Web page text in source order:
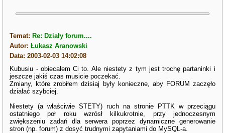
Temat: Re: Działy forum....
Autor:Łukasz Aranowski
Data: 2003-02-03 14:02:08
Kubusiu - obiecałem Ci to. Ale niestety z tym jest trochę partaninki i
jeszcze jakiś czas musicie poczekać.
Zmiany, które zrobiłem dzisiaj były konieczne, aby FORUM zaczęło
działać szybciej.
Niestety (a właściwie STETY) ruch na stronie PTTK w przeciągu
ostatniego poł roku wzrósł kilkukrotnie, przy jednoczesnym
zwiększeniu zadań dla serwera poprzez dynamiczne generowanie
stron (np. forum) z dosyć trudnymi zapytaniami do MySQL-a.